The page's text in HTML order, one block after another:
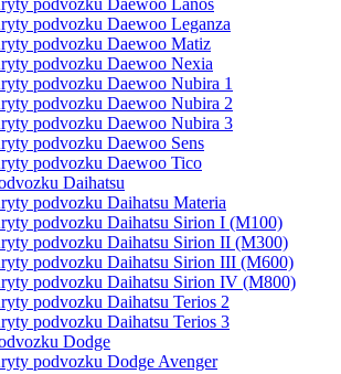
podvozku Daewoo Lanos
podvozku Daewoo Leganza
podvozku Daewoo Matiz
podvozku Daewoo Nexia
podvozku Daewoo Nubira 1
podvozku Daewoo Nubira 2
podvozku Daewoo Nubira 3
podvozku Daewoo Sens
podvozku Daewoo Tico
Daihatsu
podvozku Daihatsu Materia
podvozku Daihatsu Sirion I (M100)
podvozku Daihatsu Sirion II (M300)
podvozku Daihatsu Sirion III (M600)
podvozku Daihatsu Sirion IV (M800)
podvozku Daihatsu Terios 2
podvozku Daihatsu Terios 3
Dodge
podvozku Dodge Avenger